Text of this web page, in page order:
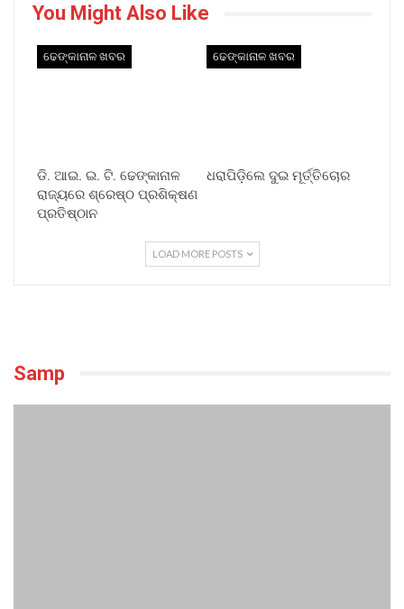
You Might Also Like
ଢେଙ୍କାନାଳ ଖବର
ଡି. ଆଇ. ଇ. ଟି. ଢେଙ୍କାନାଳ
ରାଜ୍ୟରେ ଶ୍ରେଷ୍ଠ ପ୍ରଶିକ୍ଷଣ
ପ୍ରତିଷ୍ଠାନ
ଢେଙ୍କାନାଳ ଖବର
ଧରାପିଡ଼ିଲେ ଦୁଇ ମୂର୍ତ୍ତିଚୋର
LOAD MORE POSTS
Samp